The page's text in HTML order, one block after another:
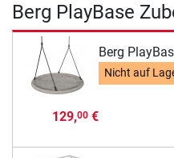
Berg PlayBase
Berg
Nicht auf
129,00€